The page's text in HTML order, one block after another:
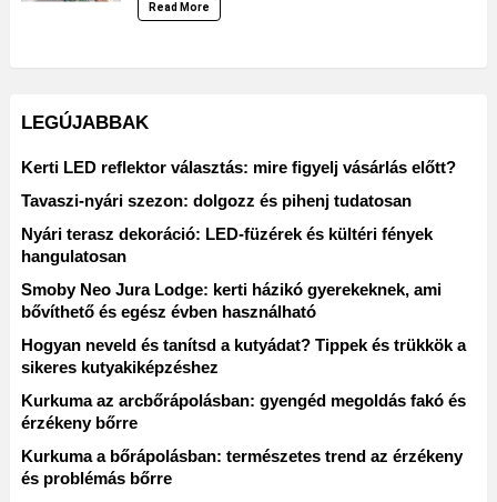
Read More
LEGÚJABBAK
Kerti LED reflektor választás: mire figyelj vásárlás előtt?
Tavaszi-nyári szezon: dolgozz és pihenj tudatosan
Nyári terasz dekoráció: LED-füzérek és kültéri fények
hangulatosan
Smoby Neo Jura Lodge: kerti házikó gyerekeknek, ami
bővíthető és egész évben használható
Hogyan neveld és tanítsd a kutyádat? Tippek és trükkök a
sikeres kutyakiképzéshez
Kurkuma az arcbőrápolásban: gyengéd megoldás fakó és
érzékeny bőrre
Kurkuma a bőrápolásban: természetes trend az érzékeny
és problémás bőrre